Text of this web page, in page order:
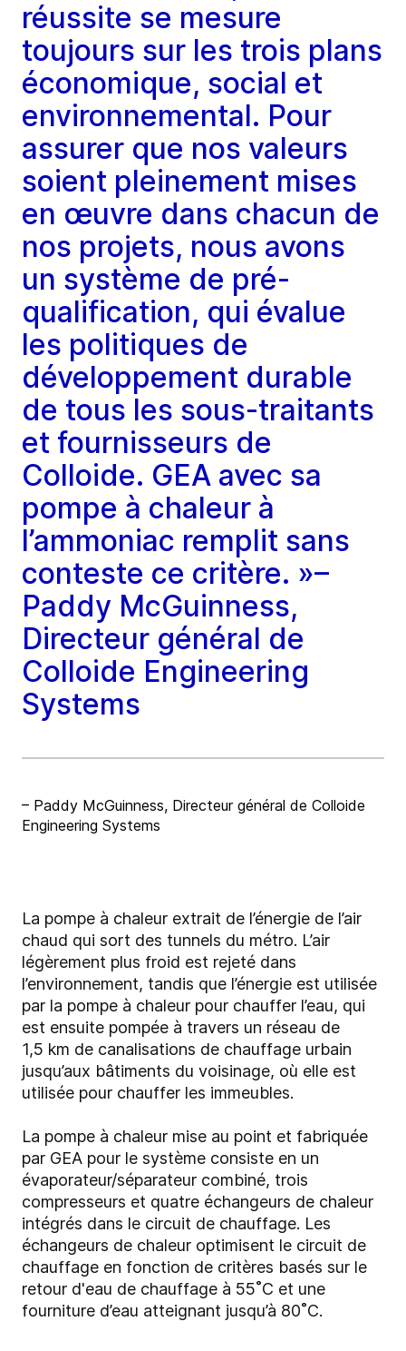
réussite se mesure
toujours sur les trois plans
économique, social et
environnemental. Pour
assurer que nos valeurs
soient pleinement mises
en œuvre dans chacun de
nos projets, nous avons
un système de pré-
qualification, qui évalue
les politiques de
développement durable
de tous les sous-traitants
et fournisseurs de
Colloide. GEA avec sa
pompe à chaleur à
l’ammoniac remplit sans
conteste ce critère. »–
Paddy McGuinness,
Directeur général de
Colloide Engineering
Systems
– Paddy McGuinness, Directeur général de Colloide
Engineering Systems
La pompe à chaleur extrait de l’énergie de l’air
chaud qui sort des tunnels du métro. L’air
légèrement plus froid est rejeté dans
l’environnement, tandis que l’énergie est utilisée
par la pompe à chaleur pour chauffer l’eau, qui
est ensuite pompée à travers un réseau de
1,5 km de canalisations de chauffage urbain
jusqu’aux bâtiments du voisinage, où elle est
utilisée pour chauffer les immeubles.
La pompe à chaleur mise au point et fabriquée
par GEA pour le système consiste en un
évaporateur/séparateur combiné, trois
compresseurs et quatre échangeurs de chaleur
intégrés dans le circuit de chauffage. Les
échangeurs de chaleur optimisent le circuit de
chauffage en fonction de critères basés sur le
retour d'eau de chauffage à 55˚C et une
fourniture d’eau atteignant jusqu’à 80˚C.